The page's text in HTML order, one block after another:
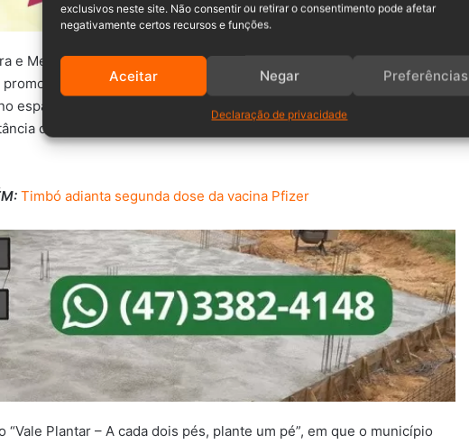
exclusivos neste site. Não consentir ou retirar o consentimento pode afetar
negativamente certos recursos e funções.
Aceitar Negar Preferências
Declaração de privacidade
e Meio Ambiente, cerca de 25 pessoas incluindo servidores
do evento compareceram e plantaram 100 mudas de
espaço situado às margens do Rio Itajaí-açu. O plantio coletivo de
da manutenção das Matas Ciliares ao longo dos rios e nascentes
Timbó adianta segunda dose da vacina Pfizer
Plantar – A cada dois pés, plante um pé”, em que o município